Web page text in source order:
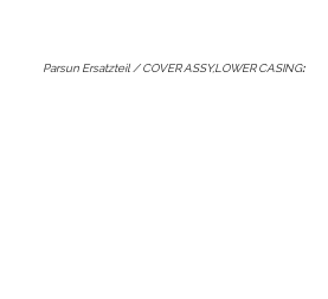
Parsun Ersatzteil / COVER ASSY,LOWER CASING: